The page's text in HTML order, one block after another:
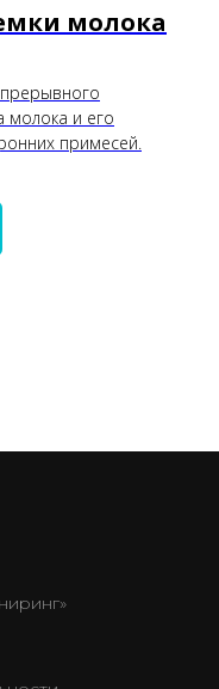
молока
молока и его
примесей.